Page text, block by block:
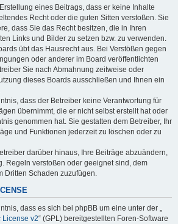
eines Beitrags, dass er keine Inhalte
Recht oder die guten Sitten verstoßen. Sie
dass Sie das Recht besitzen, die in Ihren
Links und Bilder zu setzen bzw. zu verwenden.
übt das Hausrecht aus. Bei Verstößen gegen
oder anderer im Board veröffentlichten
Sie nach Abmahnung zeitweise oder
dieses Boards ausschließen und Ihnen ein
dass der Betreiber keine Verantwortung für
übernimmt, die er nicht selbst erstellt hat oder
genommen hat. Sie gestatten dem Betreiber, Ihr
und Funktionen jederzeit zu löschen oder zu
darüber hinaus, Ihre Beiträge abzuändern,
Regeln verstoßen oder geeignet sind, dem
Dritten Schaden zuzufügen.
dass es sich bei phpBB um eine unter der „
License v2“ (GPL) bereitgestellten Foren-Software